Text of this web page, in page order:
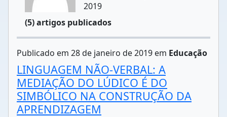
2019
(5) artigos publicados
Publicado em 28 de janeiro de 2019 em Educação
LINGUAGEM NÃO-VERBAL: A
MEDIAÇÃO DO LÚDICO É DO
SIMBÓLICO NA CONSTRUÇÃO DA
APRENDIZAGEM